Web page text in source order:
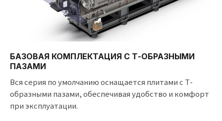
БАЗОВАЯ КОМПЛЕКТАЦИЯ С Т-ОБРАЗНЫМИ
ПАЗАМИ
Вся серия по умолчанию оснащается плитами с Т-
образными пазами, обеспечивая удобство и комфорт
при эксплуатации.